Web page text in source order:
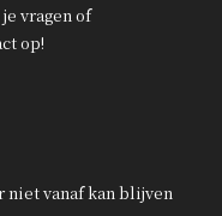
vragen of
op!
niet vanaf kan blijven